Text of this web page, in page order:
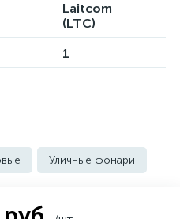
Laitcom
(LTC)
1
Уличные фонари